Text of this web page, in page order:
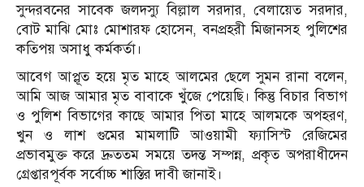
সুন্দরবনের সাবেক জলদস্যু বিল্লাল সরদার, বেলায়েত সরদার,
বোট মাঝি মোঃ মোশারফ হোসেন, বনপ্রহরী মিজানসহ পুলিশের
কতিপয় অসাধু কর্মকর্তা।
আবেগ আপ্লূত হয়ে মৃত মাহে আলমের ছেলে সুমন রানা বলেন,
আমি আজ আমার মৃত বাবাকে খুঁজে পেয়েছি। কিন্তু বিচার বিভাগ
ও পুলিশ বিভাগের কাছে আমার পিতা মাহে আলমকে অপহরণ,
খুন ও লাশ গুমের মামলাটি আওয়ামী ফ্যাসিস্ট রেজিমের
প্রভাবমুক্ত করে দ্রুততম সময়ে তদন্ত সম্পন্ন, প্রকৃত অপরাধীদেন
গ্রেপ্তারপূর্বক সর্বোচ্চ শাস্তির দাবী জানাই।